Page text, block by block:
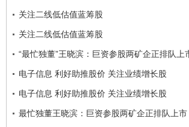
关注二线低估值蓝筹股
关注二线低估值蓝筹股
“最忙独董”王晓滨：巨资参股两矿企正排队上
电子信息 利好助推股价 关注业绩增长股
电子信息 利好助推股价 关注业绩增长股
最忙独董王晓滨：巨资参股两矿企正排队上市